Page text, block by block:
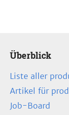
Überblick
Liste aller
Artikel für
Job-Board